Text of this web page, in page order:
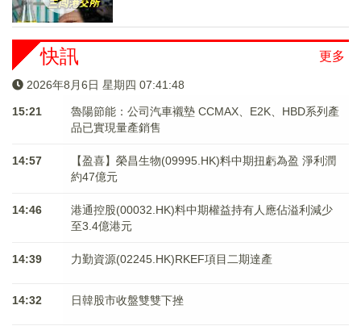
更多
快訊
2026年8月6日 星期四 07:41:49
15:21
魯陽節能：公司汽車襯墊 CCMAX、E2K、HBD系列產
品已實現量產銷售
14:57
【盈喜】榮昌生物(09995.HK)料中期扭虧為盈 淨利潤
約47億元
14:46
港通控股(00032.HK)料中期權益持有人應佔溢利減少
至3.4億港元
14:39 力勤資源(02245.HK)RKEF項目二期達產
14:32 日韓股市收盤雙雙下挫